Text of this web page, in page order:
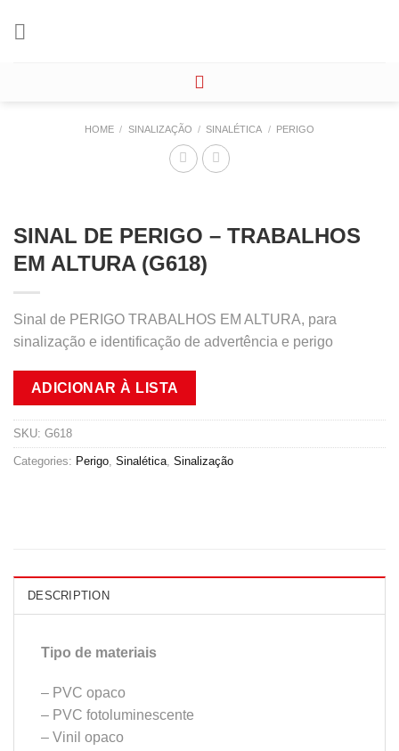
HOME / SINALIZAÇÃO / SINALÉTICA / PERIGO
SINAL DE PERIGO – TRABALHOS
EM ALTURA (G618)
Sinal de PERIGO TRABALHOS EM ALTURA, para
sinalização e identificação de advertência e perigo
ADICIONAR À LISTA
SKU: G618
Categories: Perigo Sinalética Sinalização
DESCRIPTION
Tipo de materiais
– PVC opaco
– PVC fotoluminescente
– Vinil opaco